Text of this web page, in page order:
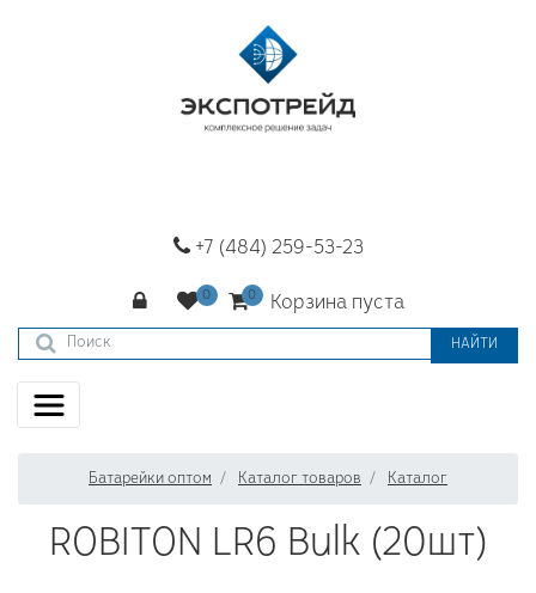
+7 (484) 259-53-23
Корзина пуста
НАЙТИ
Батарейки оптом Каталог товаров Каталог
ROBITON LR6 Bulk (20шт)